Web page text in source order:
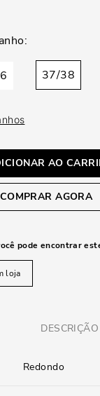
37/38
AO
COMPRAR AGORA
pode encontrar
loja
DESCRIÇÃO
Redondo